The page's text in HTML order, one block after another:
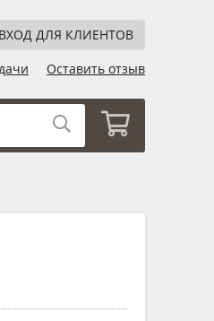
ВХОД ДЛЯ КЛИЕНТОВ
Оставить отзыв